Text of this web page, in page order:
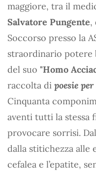
maggiore, tra il
Salvatore Pungente,
Soccorso presso la
straordinario potere
del suo "Homo
raccolta di poesie
Cinquanta
aventi tutti la stessa
provocare sorrisi.
dalla stitichezza alle
cefalea e l’epatite,